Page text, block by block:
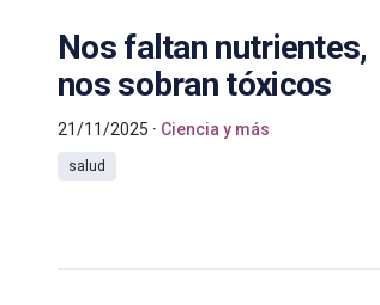
Nos faltan nutrientes,
nos sobran tóxicos
21/11/2025 Ciencia y más
salud